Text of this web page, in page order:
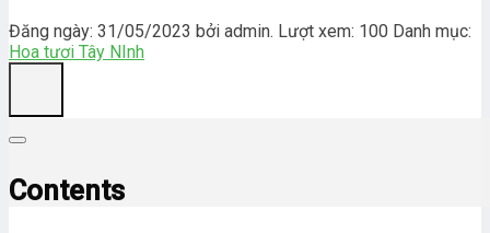
Đăng ngày: 31/05/2023 bởi admin. Lượt xem: 100 Danh mục:
Hoa tươi Tây NInh
Contents